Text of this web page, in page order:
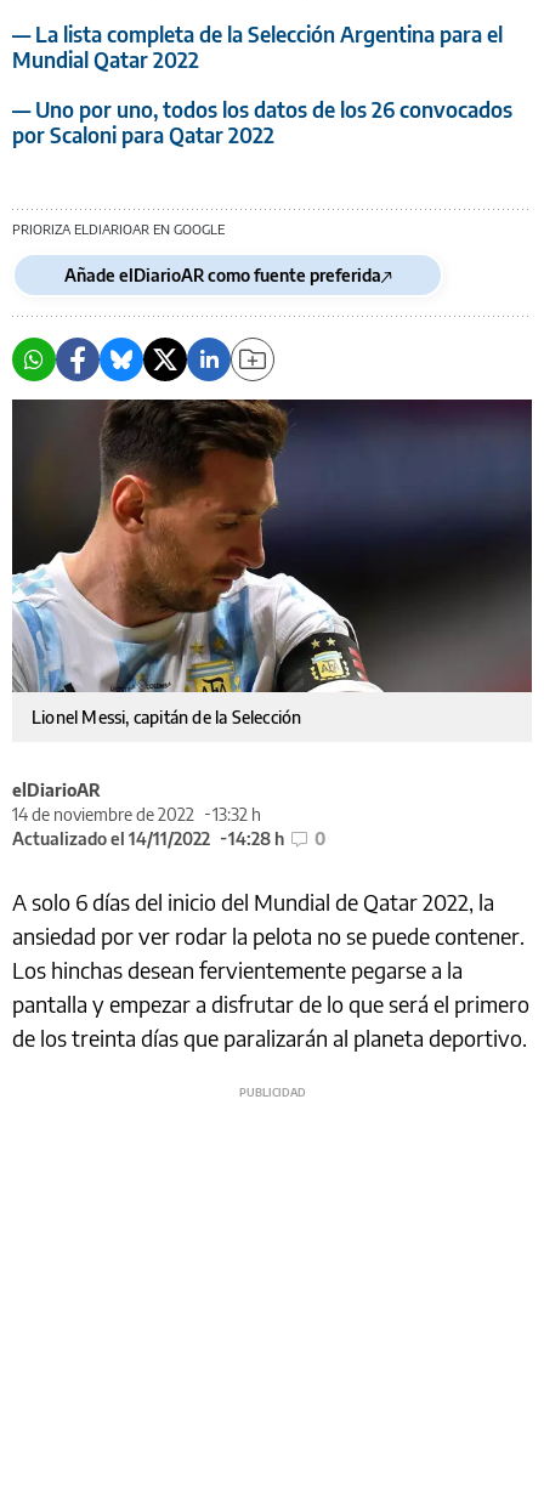
— La lista completa de la Selección Argentina para el
Mundial Qatar 2022
— Uno por uno, todos los datos de los 26 convocados
por Scaloni para Qatar 2022
PRIORIZA ELDIARIOAR EN GOOGLE
Añade elDiarioAR como fuente preferida
Lionel Messi, capitán de la Selección
elDiarioAR
14 de noviembre de 2022
13:32 h
Actualizado el 14/11/2022
14:28 h 0
A solo 6 días del inicio del Mundial de Qatar 2022, la
ansiedad por ver rodar la pelota no se puede contener.
Los hinchas desean fervientemente pegarse a la
pantalla y empezar a disfrutar de lo que será el primero
de los treinta días que paralizarán al planeta deportivo.